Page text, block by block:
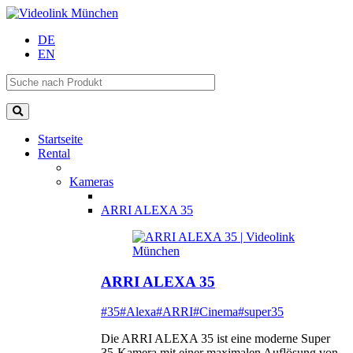
DE
EN
Startseite
Rental
Kameras
ARRI ALEXA 35
ARRI ALEXA 35
#35#Alexa#ARRI#Cinema#super35
Die ARRI ALEXA 35 ist eine moderne Super